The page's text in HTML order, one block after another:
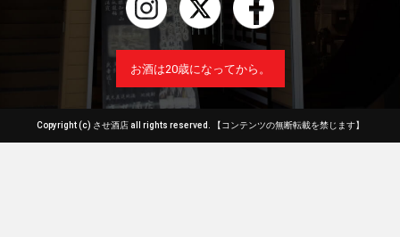
お酒は20歳になってから。
Copyright (c) させ酒店 all rights reserved. 【コンテンツの無断転載を禁じます】